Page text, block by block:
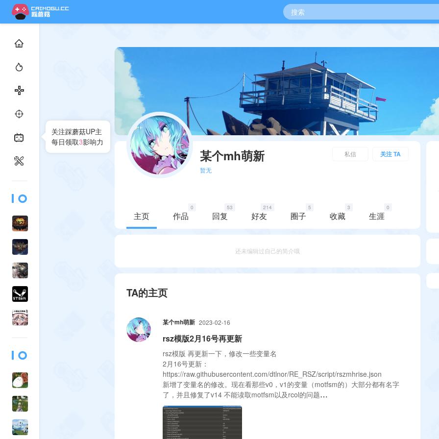
关注踩蘑菇UP主
每日领取3影响力
某个mh萌新
暂无
私信 关注 TA
主页 作品
0
回复
53
好友
214
圈子
5
收藏
3
生涯
0
还未编辑过自己的简介哦
TA的主页
某个mh萌新 2023-02-16
rsz模版2月16号再更新
rsz模版 再更新一下，修改一些变量名
2月16号更新：
https://raw.githubusercontent.com/dtlnor/RE_RSZ/script/rszmhrise.json
新增了变量名的修改。现在看那些v0，v1的变量（motfsm的）大部分都有名字
了，并且修复了v14 不能读取motfsm以及rcol的问题
同步github：